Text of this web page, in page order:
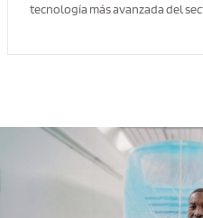
tecnología más avanzada del